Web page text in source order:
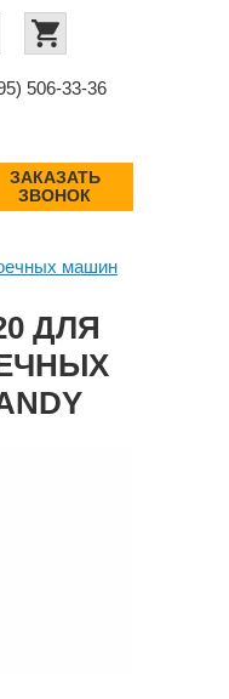
506-33-36
ЗАКАЗАТЬ
ЗВОНОК
машин
ДЛЯ